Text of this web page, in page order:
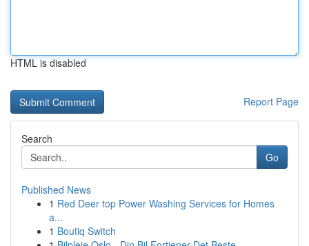
HTML is disabled
Report Page
Search
Go
Published News
1 Red Deer top Power Washing Services for Homes
a...
1 Boutiq Switch